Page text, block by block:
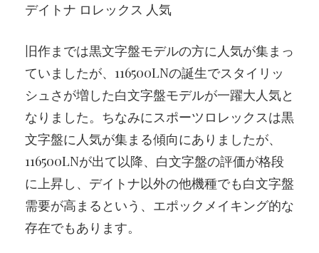
デイトナ ロレックス 人気
旧作までは黒文字盤モデルの方に人気が集まっ
ていましたが、116500LNの誕生でスタイリッ
シュさが増した白文字盤モデルが一躍大人気と
なりました。ちなみにスポーツロレックスは黒
文字盤に人気が集まる傾向にありましたが、
116500LNが出て以降、白文字盤の評価が格段
に上昇し、デイトナ以外の他機種でも白文字盤
需要が高まるという、エポックメイキング的な
存在でもあります。